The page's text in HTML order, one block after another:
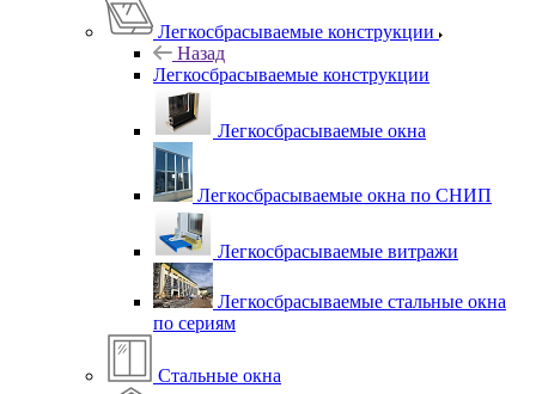
Легкосбрасываемые конструкции
Назад
Легкосбрасываемые конструкции
Легкосбрасываемые окна
Легкосбрасываемые окна по СНИП
Легкосбрасываемые витражи
Легкосбрасываемые стальные окна
по сериям
Стальные окна